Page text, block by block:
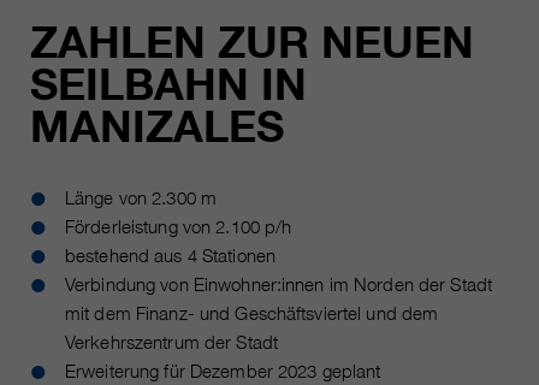
ZAHLEN ZUR NEUEN
SEILBAHN IN
MANIZALES
Länge von 2.300 m
Förderleistung von 2.100 p/h
bestehend aus 4 Stationen
Verbindung von Einwohner:innen im Norden der Stadt
mit dem Finanz- und Geschäftsviertel und dem
Verkehrszentrum der Stadt
Erweiterung für Dezember 2023 geplant